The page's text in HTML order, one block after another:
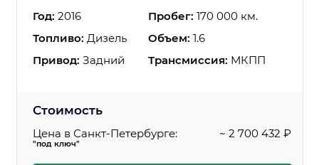
Год: 2016 Пробег: 170 000 км.
Топливо: Дизель Объем: 1.6
Привод: Задний Трансмиссия: МКПП
Стоимость
Цена в Санкт-Петербурге:
"под ключ"
~ 2 700 432 ₽